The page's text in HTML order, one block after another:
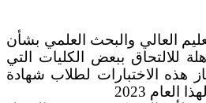
العالي والبحث العلمي بشأن
للالتحاق ببعض الكليات التي
هذه الاختبارات لطلاب شهادة
العام 2023